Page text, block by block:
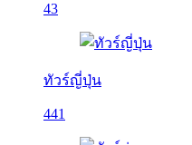
43
ทัวร์ญี่ปุ่น
441